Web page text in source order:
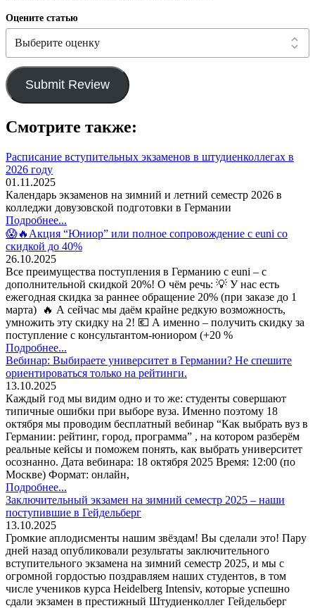
Оцените статью
Submit Review
Смотрите также:
Расписание вступительных экзаменов в штудиенколлегах в
2026 году
01.11.2025
Календарь экзаменов на зимний и летний семестр 2026 в
колледжи довузовской подготовки в Германии
Подробнее...
😱🔥Акция “Юниор” или полное сопровождение с euni со
скидкой до 40%
26.10.2025
Все преимущества поступления в Германию с euni – с
дополнительной скидкой 20%! О чём речь: 💡 У нас есть
ежегодная скидка за раннее обращение 20% (при заказе до 1
марта) 🔥 А сейчас мы даём крайне редкую возможность,
умножить эту скидку на 2! 💶 А именно – получить скидку за
поступление с консультантом-юниором (+20 %
Подробнее...
Вебинар: Выбираете университет в Германии? Не спешите
ориентироваться только на рейтинги.
13.10.2025
Каждый год мы видим одно и то же: студенты совершают
типичные ошибки при выборе вуза. Именно поэтому 18
октября мы проводим бесплатный вебинар “Как выбрать вуз в
Германии: рейтинг, город, программа” , на котором разберём
реальные кейсы и поможем понять, как выбрать университет
осознанно. Дата вебинара: 18 октября 2025 Время: 12:00 (по
Москве) Формат: онлайн,
Подробнее...
Заключительный экзамен на зимний семестр 2025 – наши
поступившие в Гейдельберг
13.10.2025
Громкие аплодисменты нашим звёздам! Вы сделали это! Пару
дней назад опубликовали результаты заключительного
вступительного экзамена на зимний семестр 2025, и мы с
огромной гордостью поздравляем наших студентов, в том
числе учеников курса Heidelberg Intensiv, которые успешно
сдали экзамен в престижный Штудиенколлег Гейдельберг